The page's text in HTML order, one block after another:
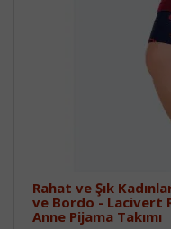
Rahat ve Şık
ve Bordo - Lacivert
Anne Pijama Takımı